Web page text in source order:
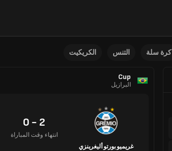
كرة سلة التنس الكريكيت
Cup
البرازيل
غريميو بورتو أليغرينزي
2 - 0
انتهاء وقت المباراة